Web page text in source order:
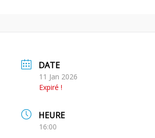
DATE
11 Jan 2026
Expiré !
HEURE
16:00